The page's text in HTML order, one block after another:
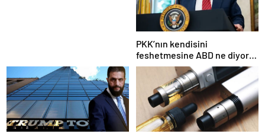
PKK’nın kendisini
feshetmesine ABD ne diyor?
İlk açıklama